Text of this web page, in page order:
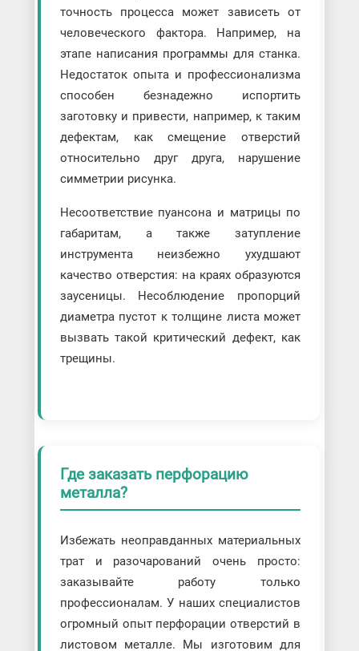
точность процесса может зависеть от
человеческого фактора. Например, на
этапе написания программы для станка.
Недостаток опыта и профессионализма
способен безнадежно испортить
заготовку и привести, например, к таким
дефектам, как смещение отверстий
относительно друг друга, нарушение
симметрии рисунка.
Несоответствие пуансона и матрицы по
габаритам, а также затупление
инструмента неизбежно ухудшают
качество отверстия: на краях образуются
заусеницы. Несоблюдение пропорций
диаметра пустот к толщине листа может
вызвать такой критический дефект, как
трещины.
Где заказать перфорацию
металла?
Избежать неоправданных материальных
трат и разочарований очень просто:
заказывайте работу только
профессионалам. У наших специалистов
огромный опыт перфорации отверстий в
листовом металле. Мы изготовим для